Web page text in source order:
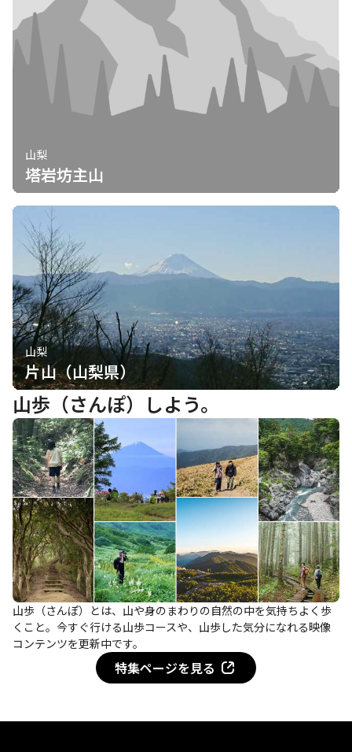
山梨
塔岩坊主山
山梨
片山（山梨県）
山歩（さんぽ）しよう。
山歩（さんぽ）とは、山や身のまわりの自然の中を気持ちよく歩
くこと。今すぐ行ける山歩コースや、山歩した気分になれる映像
コンテンツを更新中です。
特集ページを見る